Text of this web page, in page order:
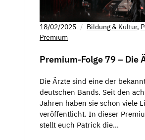
18/02/2025 Bildung & Kultur,
Premium
Premium-Folge 79 – Die
Die Ärzte sind eine der
deutschen Bands. Seit den
Jahren haben sie schon viele
veröffentlicht. In dieser
stellt euch Patrick die…